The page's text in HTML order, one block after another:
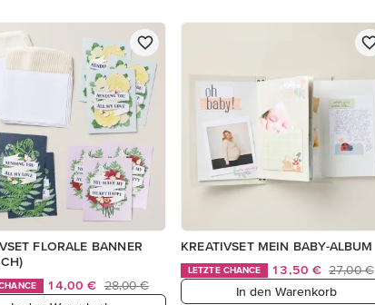
FLORALE BANNER
14,00 € 28,00 €
KREATIVSET MEIN BABY-ALBUM
LETZTE CHANCE 13,50 € 27,00 €
In den Warenkorb